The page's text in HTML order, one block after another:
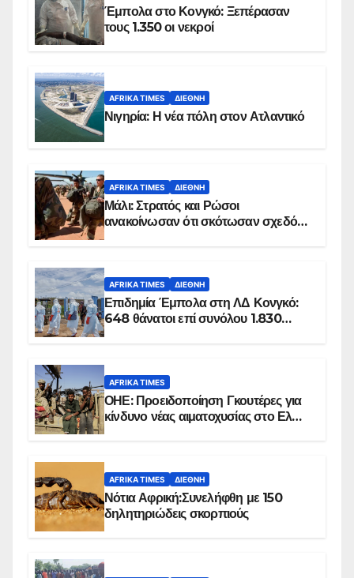
Έμπολα στο Κονγκό: Ξεπέρασαν
τους 1.350 οι νεκροί
AFRIKA TIMES ΔΙΕΘΝΉ
Νιγηρία: Η νέα πόλη στον Ατλαντικό
AFRIKA TIMES ΔΙΕΘΝΉ
Μάλι: Στρατός και Ρώσοι
ανακοίνωσαν ότι σκότωσαν σχεδόν
AFRIKA TIMES ΔΙΕΘΝΉ
Επιδημία Έμπολα στη ΛΔ Κονγκό:
648 θάνατοι επί συνόλου 1.830
AFRIKA TIMES
ΟΗΕ: Προειδοποίηση Γκουτέρες για
κίνδυνο νέας αιματοχυσίας στο Ελ
AFRIKA TIMES ΔΙΕΘΝΉ
Νότια Αφρική:Συνελήφθη με 150
δηλητηριώδεις σκορπιούς